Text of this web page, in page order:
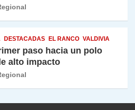
DESTACADAS EL RANCO VALDIVIA
paso hacia un polo
alto impacto